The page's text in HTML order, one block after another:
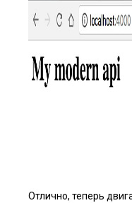
Отлично, теперь